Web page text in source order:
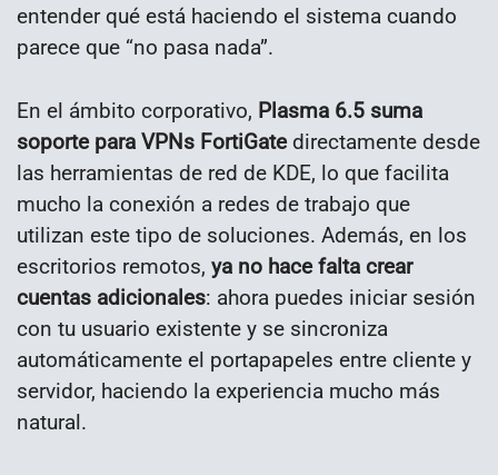
entender qué está haciendo el sistema cuando
parece que “no pasa nada”.
En el ámbito corporativo, Plasma 6.5 suma
soporte para VPNs FortiGatedirectamente desde
las herramientas de red de KDE, lo que facilita
mucho la conexión a redes de trabajo que
utilizan este tipo de soluciones. Además, en los
escritorios remotos, ya no hace falta crear
cuentas adicionales: ahora puedes iniciar sesión
con tu usuario existente y se sincroniza
automáticamente el portapapeles entre cliente y
servidor, haciendo la experiencia mucho más
natural.